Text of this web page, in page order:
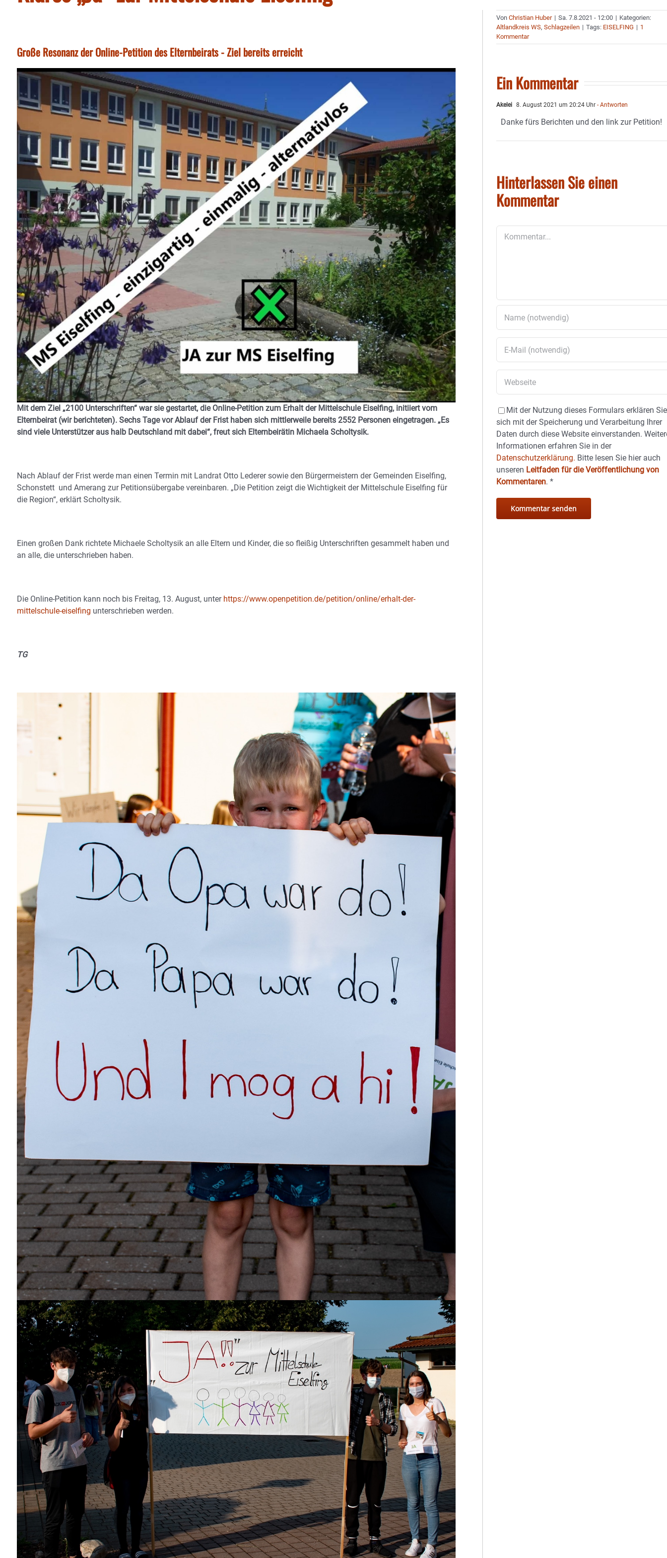
Große Resonanz der Online-Petition des Elternbeirats - Ziel bereits erreicht
Mit dem Ziel „2100 Unterschriften“ war sie gestartet, die Online-Petition zum Erhalt der Mittelschule Eiselfing, initiiert vom
Elternbeirat (wir berichteten). Sechs Tage vor Ablauf der Frist haben sich mittlerweile bereits 2552 Personen eingetragen. „Es
sind viele Unterstützer aus halb Deutschland mit dabei“, freut sich Elternbeirätin Michaela Scholtysik.
Nach Ablauf der Frist werde man einen Termin mit Landrat Otto Lederer sowie den Bürgermeistern der Gemeinden Eiselfing,
Schonstett und Amerang zur Petitionsübergabe vereinbaren. „Die Petition zeigt die Wichtigkeit der Mittelschule Eiselfing für
die Region“, erklärt Scholtysik.
Einen großen Dank richtete Michaele Scholtysik an alle Eltern und Kinder, die so fleißig Unterschriften gesammelt haben und
an alle, die unterschrieben haben.
Die Online-Petition kann noch bis Freitag, 13. August, unter https://www.openpetition.de/petition/online/erhalt-der-
mittelschule-eiselfing unterschrieben werden.
TG
VonChristian Huber | Sa. 7.8.2021 - 12:00 | Kategorien:
Altlandkreis WS,Schlagzeilen | Tags: EISELFING | 1
Kommentar
Ein Kommentar
Akelei 8. August 2021 um 20:24 Uhr - Antworten
Danke fürs Berichten und den link zur Petition!
Hinterlassen Sie einen
Kommentar
Mit der Nutzung dieses Formulars erklären Sie
sich mit der Speicherung und Verarbeitung Ihrer
Daten durch diese Website einverstanden.
Informationen erfahren Sie in der
Datenschutzerklärung. Bitte lesen Sie hier auch
unseren Leitfaden für die Veröffentlichung von
Kommentaren.*